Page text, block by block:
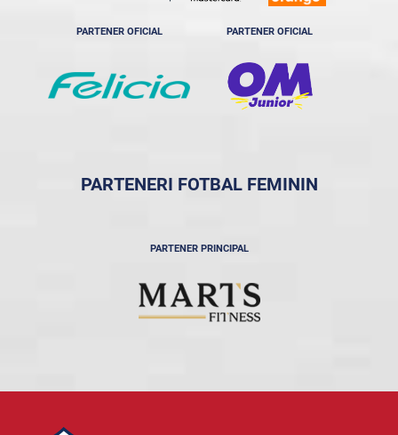
PARTENER OFICIAL PARTENER OFICIAL
PARTENERI FOTBAL FEMININ
PARTENER PRINCIPAL